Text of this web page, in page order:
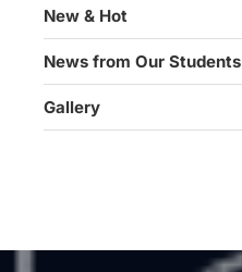
New & Hot
News from Our Students
Gallery